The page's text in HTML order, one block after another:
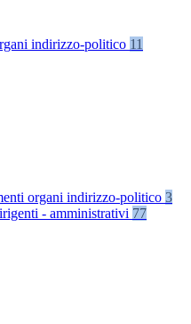
indirizzo-politico 11
organi indirizzo-politico 3
- amministrativi 77